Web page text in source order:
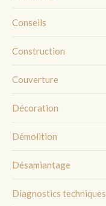
Conseils
Construction
Couverture
Décoration
Démolition
Désamiantage
Diagnostics techniques